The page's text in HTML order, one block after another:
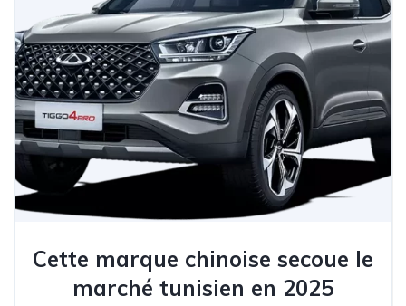
Cette marque chinoise secoue le
marché tunisien en 2025